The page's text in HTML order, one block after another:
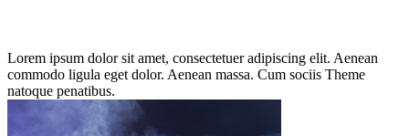
Lorem ipsum dolor sit amet, consectetuer adipiscing elit. Aenean
commodo ligula eget dolor. Aenean massa. Cum sociis Theme
natoque penatibus.